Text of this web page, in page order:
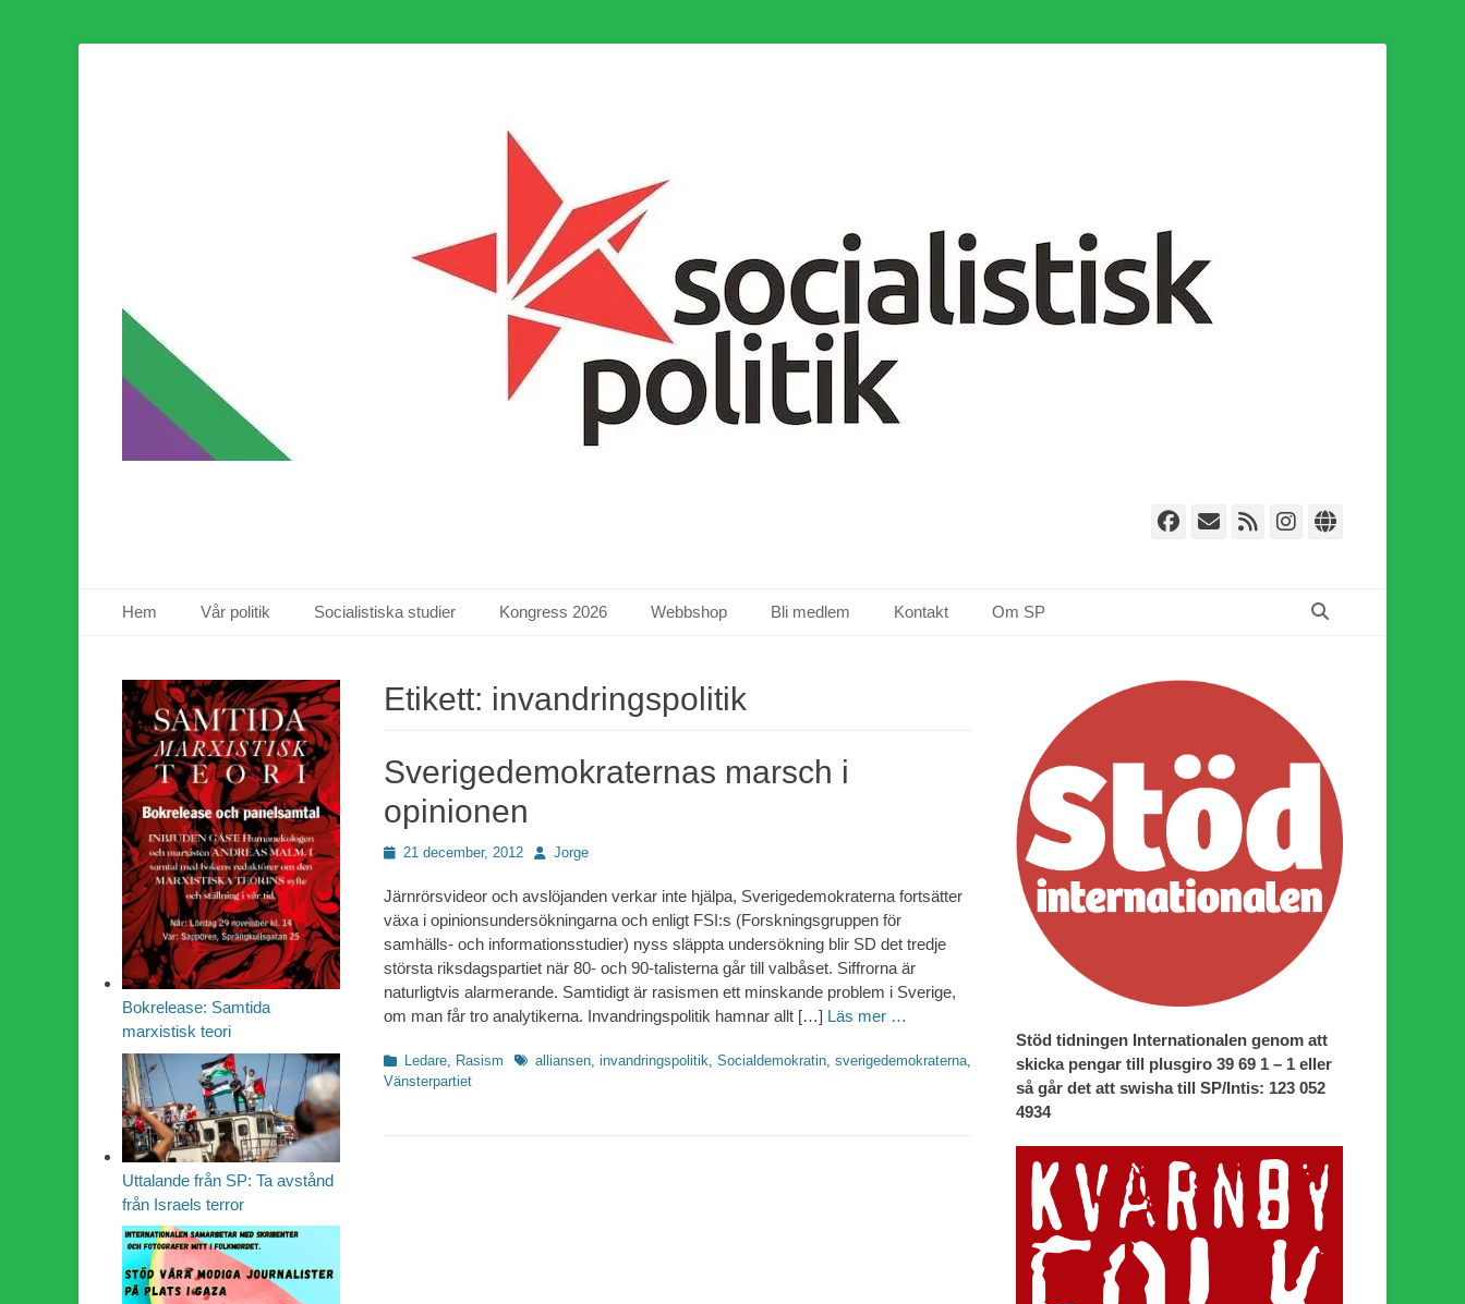
Facebook
E-
Webbflöde
Instagram
Primär meny
Hem Vår politik Socialistiska studier Kongress 2026 Webbshop Bli medlem Kontakt Om SP
Etikett: invandringspolitik
Sverigedemokraternas marsch i
opinionen
Publicerad
21 december, 2012 Författare
Jorge
Järnrörsvideor och avslöjanden verkar inte hjälpa, Sverigedemokraterna fortsätter
växa i opinionsundersökningarna och enligt FSI:s (Forskningsgruppen för
samhälls- och informationsstudier) nyss släppta undersökning blir SD det tredje
största riksdagspartiet när 80- och 90-talisterna går till valbåset. Siffrorna är
naturligtvis alarmerande. Samtidigt är rasismen ett minskande problem i Sverige,
om man får tro analytikerna. Invandringspolitik hamnar allt […] Läs mer …
Kategorier
Ledare, Rasism Etiketter
alliansen, invandringspolitik, Socialdemokratin, sverigedemokraterna,
Vänsterpartiet
Stöd tidningen Internationalen genom att
skicka pengar till plusgiro 39 69 1 – 1 eller
så går det att swisha till SP/Intis: 123 052
4934
Bokrelease: Samtida
marxistisk teori
Uttalande från SP: Ta avstånd
från Israels terror